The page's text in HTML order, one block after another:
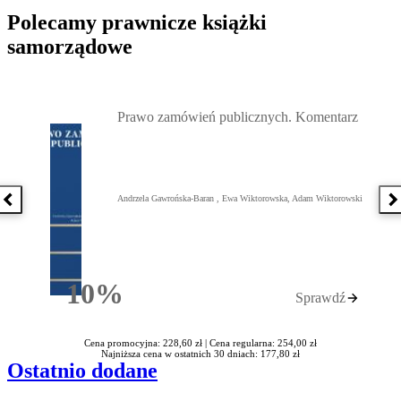
Polecamy prawnicze książki
samorządowe
Poprzednia książka
10%Rabatu
Prawo zamówień publicznych. Komentarz
Andrzela Gawrońska-Baran , Ewa Wiktorowska, Adam Wiktorowski
Sprawdź
Cena promocyjna: 228,60 zł | Cena regularna: 254,00 zł
Najniższa cena w ostatnich 30 dniach: 177,80 zł
Ostatnio dodane